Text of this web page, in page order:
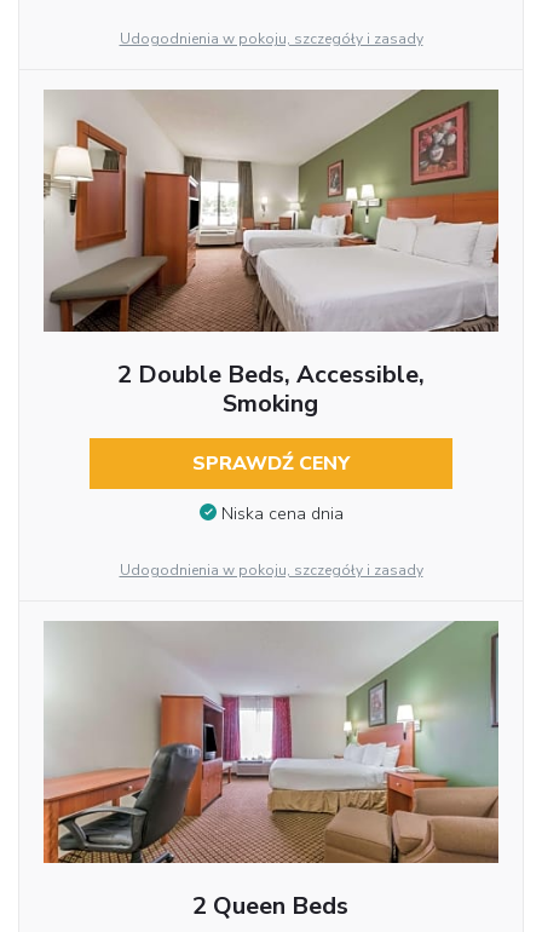
Udogodnienia w pokoju, szczegóły i zasady
2 Double Beds, Accessible,
Smoking
SPRAWDŹ CENY
Niska cena dnia
Udogodnienia w pokoju, szczegóły i zasady
2 Queen Beds